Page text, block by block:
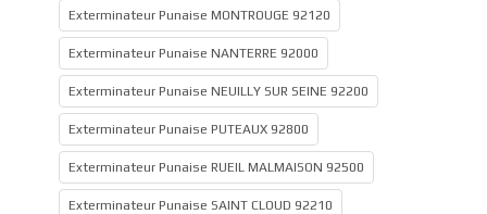
Exterminateur Punaise MONTROUGE 92120
Exterminateur Punaise NANTERRE 92000
Exterminateur Punaise NEUILLY SUR SEINE 92200
Exterminateur Punaise PUTEAUX 92800
Exterminateur Punaise RUEIL MALMAISON 92500
Exterminateur Punaise SAINT CLOUD 92210